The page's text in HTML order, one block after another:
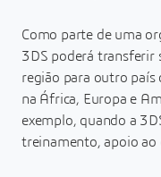
Como parte de uma
3DS poderá transferir
região para outro
na África, Europa e
exemplo, quando a
treinamento, apoio ao